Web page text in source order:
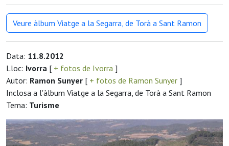
Veure àlbum Viatge a la Segarra, de Torà a Sant Ramon
Data: 11.8.2012
Lloc: Ivorra [ + fotos de Ivorra ]
Autor: Ramon Sunyer [ + fotos de Ramon Sunyer ]
Inclosa a l'àlbum Viatge a la Segarra, de Torà a Sant Ramon
Tema: Turisme